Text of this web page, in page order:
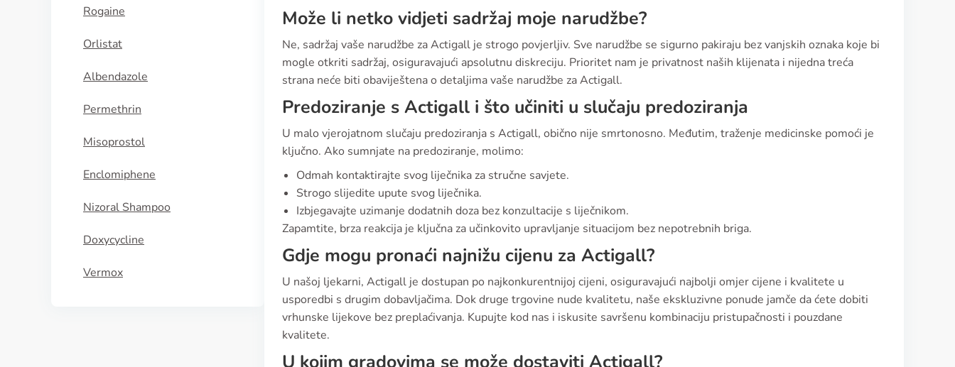
Rogaine
Orlistat
Albendazole
Permethrin
Misoprostol
Enclomiphene
Nizoral Shampoo
Doxycycline
Vermox
Može li netko vidjeti sadržaj moje narudžbe?
Ne, sadržaj vaše narudžbe za Actigall je strogo povjerljiv. Sve narudžbe se sigurno pakiraju bez vanjskih oznaka koje bi
mogle otkriti sadržaj, osiguravajući apsolutnu diskreciju. Prioritet nam je privatnost naših klijenata i nijedna treća
strana neće biti obaviještena o detaljima vaše narudžbe za Actigall.
Predoziranje s Actigall i što učiniti u slučaju predoziranja
U malo vjerojatnom slučaju predoziranja s Actigall, obično nije smrtonosno. Međutim, traženje medicinske pomoći je
ključno. Ako sumnjate na predoziranje, molimo:
Odmah kontaktirajte svog liječnika za stručne savjete.
Strogo slijedite upute svog liječnika.
Izbjegavajte uzimanje dodatnih doza bez konzultacije s liječnikom.
Zapamtite, brza reakcija je ključna za učinkovito upravljanje situacijom bez nepotrebnih briga.
Gdje mogu pronaći najnižu cijenu za Actigall?
U našoj ljekarni, Actigall je dostupan po najkonkurentnijoj cijeni, osiguravajući najbolji omjer cijene i kvalitete u
usporedbi s drugim dobavljačima. Dok druge trgovine nude kvalitetu, naše ekskluzivne ponude jamče da ćete dobiti
vrhunske lijekove bez preplaćivanja. Kupujte kod nas i iskusite savršenu kombinaciju pristupačnosti i pouzdane
kvalitete.
U kojim gradovima se može dostaviti Actigall?